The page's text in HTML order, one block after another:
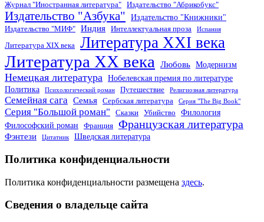
Журнал "Иностранная литература"
Издательство "Абрикобукс"
Издательство "Азбука" Издательство "Книжники"
Издательство "МИФ" Индия Интеллектуальная проза Испания
Литература XIX века Литература XXI века
Литература XX века Любовь Модернизм
Немецкая литература Нобелевская премия по литературе
Политика
Психологический роман Путешествие Религиозная литература
Семейная сага Семья Сербская литература Серия "The Big Book"
Серия "Большой роман" Сказки Убийство
Филология
Философский роман
Франция Французская литература
Фэнтези Цитатник Шведская литература
Политика конфиденциальности
Политика конфиденциальности размещена здесь.
Сведения о владельце сайта